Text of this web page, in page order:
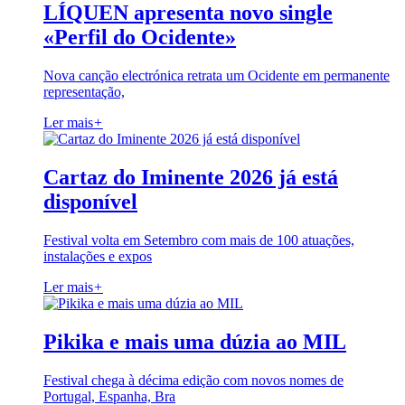
LÍQUEN apresenta novo single
«Perfil do Ocidente»
Nova canção electrónica retrata um Ocidente em permanente
representação,
Ler mais+
Cartaz do Iminente 2026 já está
disponível
Festival volta em Setembro com mais de 100 atuações,
instalações e expos
Ler mais+
Pikika e mais uma dúzia ao MIL
Festival chega à décima edição com novos nomes de
Portugal, Espanha, Bra